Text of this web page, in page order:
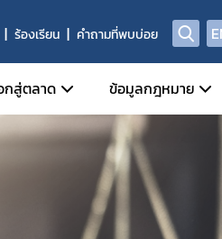
ร้องเรียน คำถามที่พบบ่อย
กี่ยวข้อง
ทางการแพทย์
กสู่ตลาด
ทหน้าที่กลุ่มกำกับดูแลหลังออกสู่ตลาด
องผู้ประกอบการด้านเครื่องมือแพทย์
ณฑ์ที่ถูกยกเลิก/เพิกถอน
ข้อมูลกฎหมาย
ข่าวสารเกี่ยวกั
ประชาพิจารณ์
พระราชบัญญั